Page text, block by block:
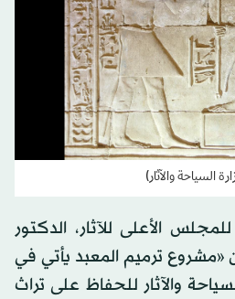
السياحة والآثار)
الأعلى للآثار، الدكتور
«مشروع ترميم المعبد يأتي في
والآثار للحفاظ على تراث